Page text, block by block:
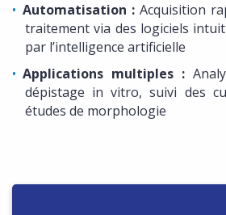
Automatisation : Acquisition
traitement via des logiciels
par l’intelligence artificielle
Applications multiples :
dépistage in vitro, suivi des
études de morphologie